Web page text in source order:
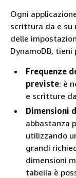
Ogni
scrittura da e su
delle
DynamoDB,
Frequenze
previste: è
e scritture
Dimensioni
abbastanza
utilizzando
grandi
dimensioni
tabella è